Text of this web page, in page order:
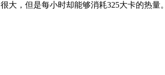
大，但是每小时却能够消耗325大卡的热量。